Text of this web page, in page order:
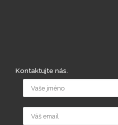
Kontaktujte nás.